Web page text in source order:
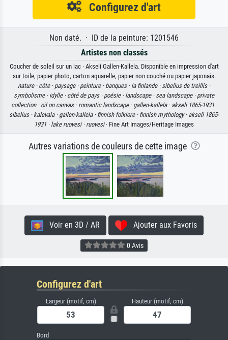
Configurez d'art
Non daté. · ID de la peinture: 1201546
Artistes non classés
Coucher de soleil sur un lac · Akseli Gallen-Kallela. Disponible en impression d'art
sur toile, papier photo, carton aquarelle, papier non couché ou papier japonais.
nature · côte · paysage · peinture · banques · la finlande · sibelius de treillis ·
symbolisme · idylle · côté de pays · poésie · landscape · sea landscape · private
collection · oil on canvas · romantic landscape · gallen-kallela · akseli 1865-1931 ·
sibelius · kalevala · gallen-kallela · finnish folklore · finnish mythology · akseli 1865-
1931 · lake ruovesi · ruovesi· Fine Art Images/Heritage Images
Autres variations de couleurs de cette image
Voir en 3D / AR Ajouter aux Favoris
0 Avis
Configurez d'art
Largeur (motif, cm) Hauteur (motif, cm)
Bord